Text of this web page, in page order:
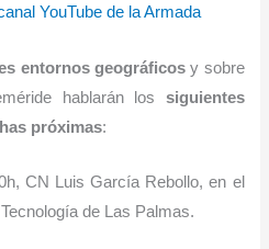
YouTube de la Armada
entornos geográficosy sobre
hablarán los siguientes
próximas:
CN Luis García Rebollo, en el
de Las Palmas.